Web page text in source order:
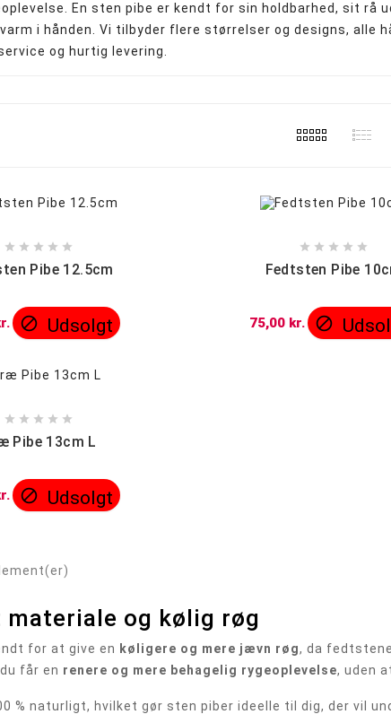
En sten pibe er kendt for sin holdbarhed, sit
i hånden. Vi tilbyder flere størrelser og designs, alle
og hurtig levering.
    
Pibe 12.5cm
 Udsolgt
    
Fedtsten Pibe
75,00 kr. 
    
Pibe 13cm L
 Udsolgt
og kølig røg
for at give en køligere og mere jævn røg, da
får en renere og mere behagelig rygeoplevelse, uden
% naturligt, hvilket gør sten piber ideelle til dig, der vil